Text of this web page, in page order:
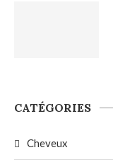
CATÉGORIES
Cheveux